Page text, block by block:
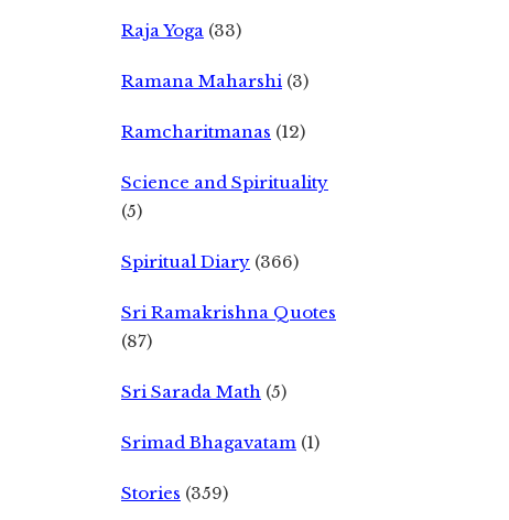
Raja Yoga (33)
Ramana Maharshi (3)
Ramcharitmanas (12)
Science and Spirituality
(5)
Spiritual Diary (366)
Sri Ramakrishna Quotes
(87)
Sri Sarada Math (5)
Srimad Bhagavatam (1)
Stories (359)